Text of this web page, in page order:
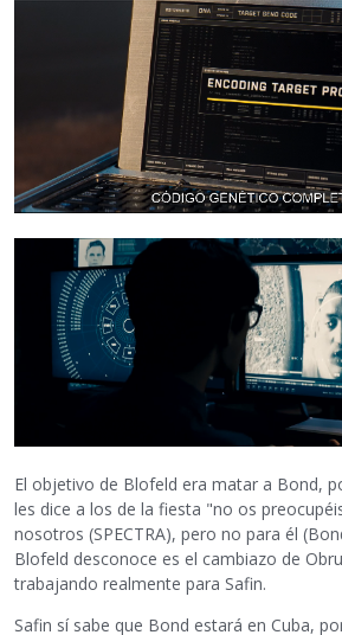
El objetivo de Blofeld era matar a Bond,
les dice a los de la fiesta "no os
nosotros (SPECTRA), pero no para él
Blofeld desconoce es el cambiazo de
trabajando realmente para Safin.
Safin sí sabe que Bond estará en Cuba,